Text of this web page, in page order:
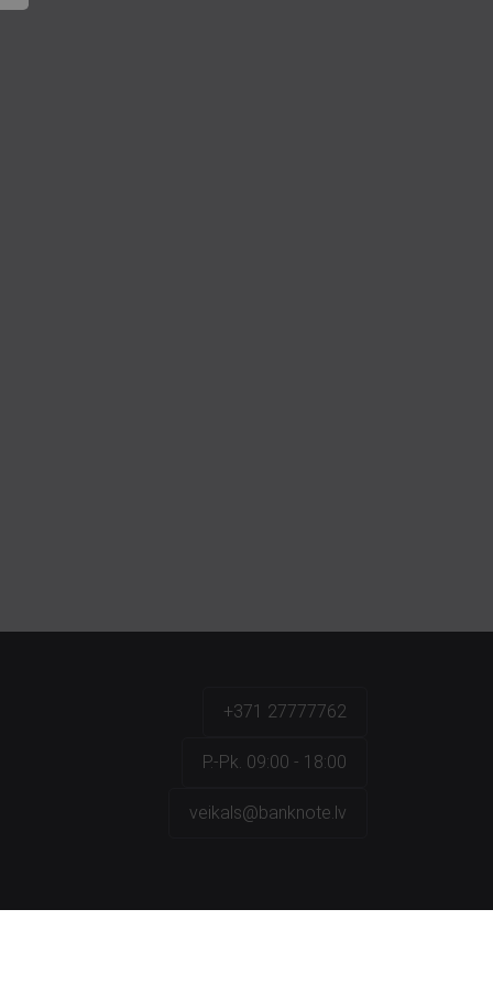
+371 27777762
P.-Pk. 09:00 - 18:00
veikals@banknote.lv